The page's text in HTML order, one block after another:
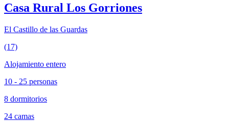
Casa Rural Los Gorriones
El Castillo de las Guardas
(17)
Alojamiento entero
10 - 25 personas
8 dormitorios
24 camas